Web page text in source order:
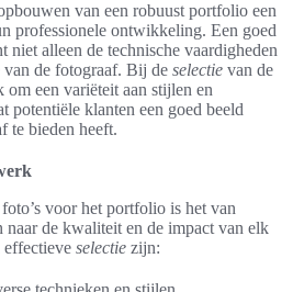
van een robuust portfolio een
professionele ontwikkeling. Een goed
niet alleen de technische vaardigheden
van de fotograaf. Bij de selectie van de
om een variëteit aan stijlen en
potentiële klanten een goed beeld
te bieden heeft.
voor het portfolio is het van
de kwaliteit en de impact van elk
effectieve selectie zijn: